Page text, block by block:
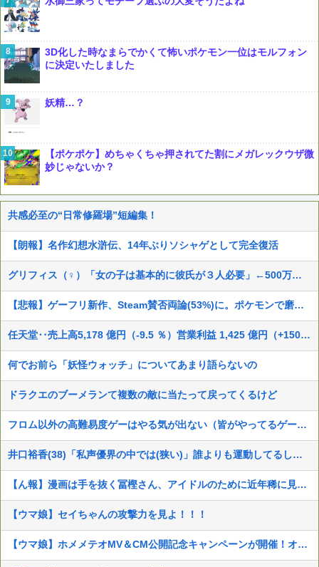
3D化した時なまらでかくて怖いポケモン一位はモルフォン
に決定いたしました
妖精…？
【ポケポケ】めちゃくちゃ押されてた割にメガレックウザ微
妙じゃないか？
共感必至の“日常修羅場”短編集！
【朗報】名作幻想水滸伝、14年ぶりソシャゲとして完全復活
グリフィス（♀）「女の子は基本的に彼氏が３人必要」←500万バズwww
【悲報】ゲーフリ新作、Steam賛否両論(53%)に。ポケモンで磨いた技術力…
任天堂‥売上高5,178 億円（-9.5 ％）営業利益 1,425 億円（+150.5 %）
何でお前ら「妖怪ウォッチ」についてあまり語らないの
ドラクエのブーメランて複数の敵に当たって戻ってくるけど
フロム以外の高難易度ゲーはやる気が出ない（皆がやってるゲームじゃないと達成感がない）←この考えが共感多数にｗｗ
井口裕香(38)「私声優界の中では(狭い)」誰よりも運動してるしお尻仕上がってると自負してます。負けないっ！」
【ん報】漫画は手を抜く冨樫さん、アイドルのために近年稀に見る美麗イラストを描くww
【ウマ娘】セイちゃんの攻撃力を見よ！！！
【ウマ娘】ホメメテオMV＆CM公開記念キャンペーンが開催！オリジナルステッカーが抽選で当たる！